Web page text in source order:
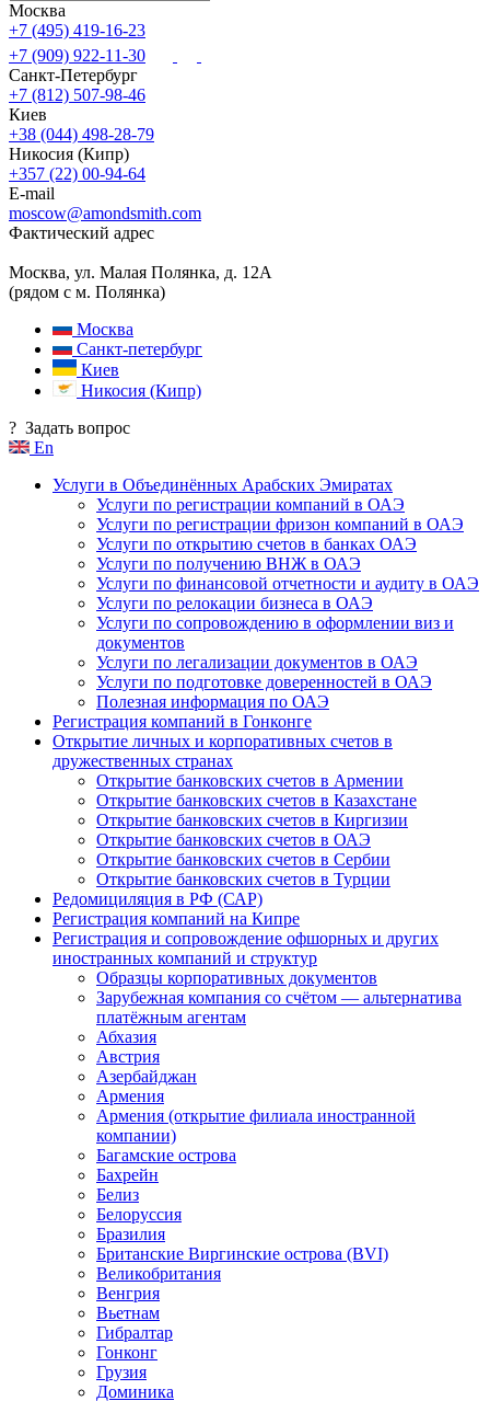
Москва
+7 (495) 419-16-23
+7 (909) 922-11-30
Санкт-Петербург
+7 (812) 507-98-46
Киев
+38 (044) 498-28-79
Никосия (Кипр)
+357 (22) 00-94-64
E-mail
moscow@amondsmith.com
Фактический адрес
Москва, ул. Малая Полянка, д. 12А
(рядом с м. Полянка)
Москва
Санкт-петербург
Киев
Никосия (Кипр)
? Задать вопрос
En
Услуги в Объединённых Арабских Эмиратах
Услуги по регистрации компаний в ОАЭ
Услуги по регистрации фризон компаний в ОАЭ
Услуги по открытию счетов в банках ОАЭ
Услуги по получению ВНЖ в ОАЭ
Услуги по финансовой отчетности и аудиту в ОАЭ
Услуги по релокации бизнеса в ОАЭ
Услуги по сопровождению в оформлении виз и
документов
Услуги по легализации документов в ОАЭ
Услуги по подготовке доверенностей в ОАЭ
Полезная информация по ОАЭ
Регистрация компаний в Гонконге
Открытие личных и корпоративных счетов в
дружественных странах
Открытие банковских счетов в Армении
Открытие банковских счетов в Казахстане
Открытие банковских счетов в Киргизии
Открытие банковских счетов в ОАЭ
Открытие банковских счетов в Сербии
Открытие банковских счетов в Турции
Редомициляция в РФ (САР)
Регистрация компаний на Кипре
Регистрация и сопровождение офшорных и других
иностранных компаний и структур
Образцы корпоративных документов
Зарубежная компания со счётом — альтернатива
платёжным агентам
Абхазия
Австрия
Азербайджан
Армения
Армения (открытие филиала иностранной
компании)
Багамские острова
Бахрейн
Белиз
Белоруссия
Бразилия
Британские Виргинские острова (BVI)
Великобритания
Венгрия
Вьетнам
Гибралтар
Гонконг
Грузия
Доминика